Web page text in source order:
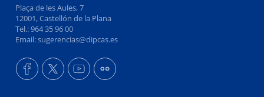
Plaça de les Aules, 7
12001, Castellón de la Plana
Tel.: 964 35 96 00
Email: sugerencias@dipcas.es